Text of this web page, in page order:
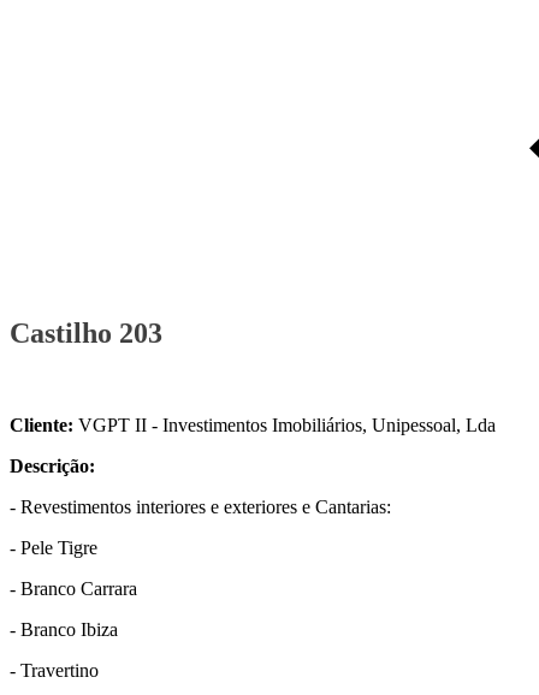
Castilho 203
Cliente: VGPT II - Investimentos Imobiliários, Unipessoal, Lda
Descrição:
- Revestimentos interiores e exteriores e Cantarias:
- Pele Tigre
- Branco Carrara
- Branco Ibiza
- Travertino